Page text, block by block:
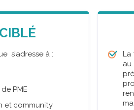
s’adresse à :
PME
et community
La
au